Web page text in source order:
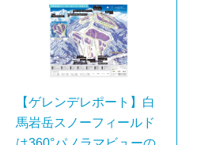
【ゲレンデレポート】白
馬岩岳スノーフィールド